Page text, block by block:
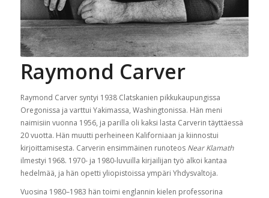
Raymond Carver
Raymond Carver syntyi 1938 Clatskanien pikkukaupungissa
Oregonissa ja varttui Yakimassa, Washingtonissa. Hän meni
naimisiin vuonna 1956, ja parilla oli kaksi lasta Carverin täyttäessä
20 vuotta. Hän muutti perheineen Kaliforniaan ja kiinnostui
kirjoittamisesta. Carverin ensimmäinen runoteos Near Klamath
ilmestyi 1968. 1970- ja 1980-luvuilla kirjailijan työ alkoi kantaa
hedelmää, ja hän opetti yliopistoissa ympäri Yhdysvaltoja.
Vuosina 1980–1983 hän toimi englannin kielen professorina